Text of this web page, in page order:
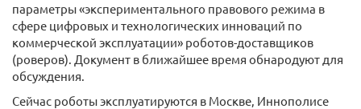
параметры «экспериментального правового режима в
сфере цифровых и технологических инноваций по
коммерческой эксплуатации» роботов-доставщиков
(роверов). Документ в ближайшее время обнародуют для
обсуждения.
Сейчас роботы эксплуатируются в Москве, Иннополисе